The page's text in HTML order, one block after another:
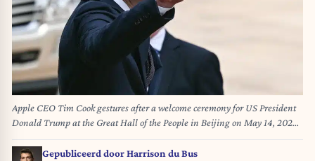
Apple CEO Tim Cook gestures after a welcome ceremony for US President
Donald Trump at the Great Hall of the People in Beijing on May 14, 2026.
Brendan SMIALOWSKI / AFP
Gepubliceerd doorHarrison du Bus